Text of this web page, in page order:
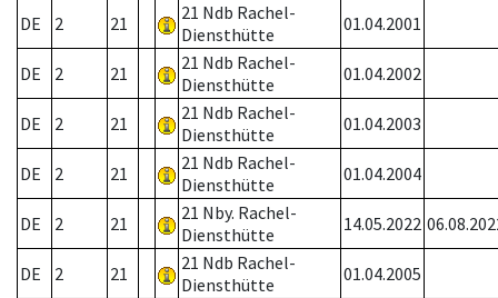
DE 2 21
21 Ndb Rachel-
Diensthütte
01.04.2001
DE 2 21
21 Ndb Rachel-
Diensthütte
01.04.2002
DE 2 21
21 Ndb Rachel-
Diensthütte
01.04.2003
DE 2 21
21 Ndb Rachel-
Diensthütte
01.04.2004
DE 2 21
21 Nby. Rachel-
Diensthütte
14.05.2022
DE 2 21
21 Ndb Rachel-
Diensthütte
01.04.2005